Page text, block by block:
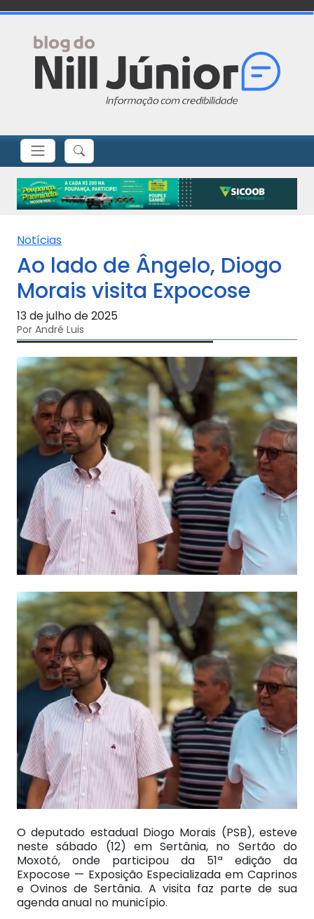
Notícias
Ao lado de Ângelo, Diogo
Morais visita Expocose
13 de julho de 2025
Por André Luis
O deputado estadual Diogo Morais (PSB), esteve
neste sábado (12) em Sertânia, no Sertão do
Moxotó, onde participou da 51ª edição da
Expocose — Exposição Especializada em Caprinos
e Ovinos de Sertânia. A visita faz parte de sua
agenda anual no município.